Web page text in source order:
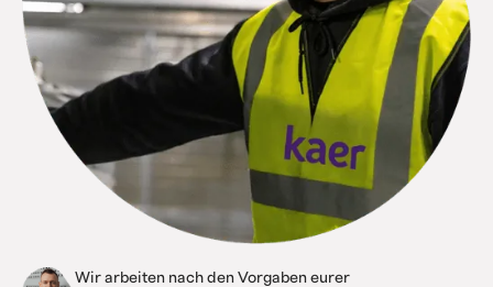
Wir arbeiten nach den Vorgaben eurer